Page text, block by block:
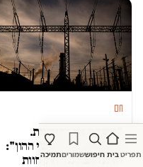
תפריטבית חיפוששמוריםתמיכה
חם
"איבדנו את הריבונות.
נשלטים על ידי אנשי ההון":
חזית רחבה נגד חוק חוות